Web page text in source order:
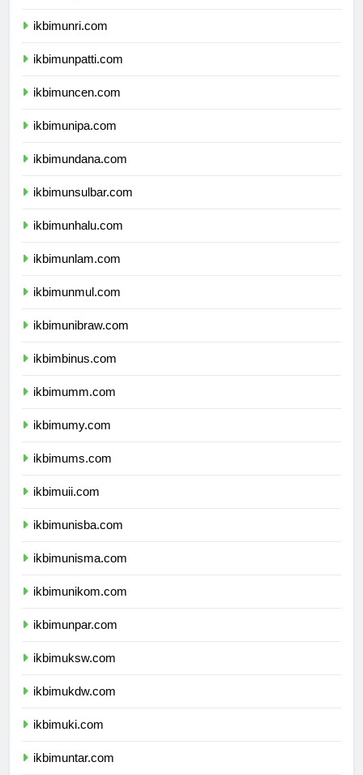
ikbimunri.com
ikbimunpatti.com
ikbimuncen.com
ikbimunipa.com
ikbimundana.com
ikbimunsulbar.com
ikbimunhalu.com
ikbimunlam.com
ikbimunmul.com
ikbimunibraw.com
ikbimbinus.com
ikbimumm.com
ikbimumy.com
ikbimums.com
ikbimuii.com
ikbimunisba.com
ikbimunisma.com
ikbimunikom.com
ikbimunpar.com
ikbimuksw.com
ikbimukdw.com
ikbimuki.com
ikbimuntar.com